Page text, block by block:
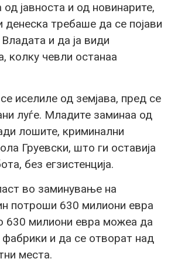
јавноста и од новинарите,
денеска требаше да се појави
и да ја види
колку чевли останаа
иселиле од земјава, пред се
луѓе. Младите заминаа од
лошите, криминални
Груевски, што ги оставија
без егзистенција.
во заминување на
потроши 630 милиони евра
630 милиони евра можеа да
и да се отворат над
места.